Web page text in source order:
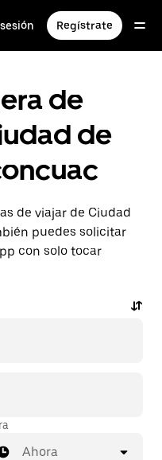
Regístrate
de
de
de viajar de Ciudad
puedes solicitar
con solo tocar
Ahora